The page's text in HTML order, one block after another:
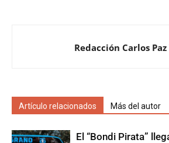
Redacción Carlos
Artículo relacionados Más del autor
El “Bondi Pirata”